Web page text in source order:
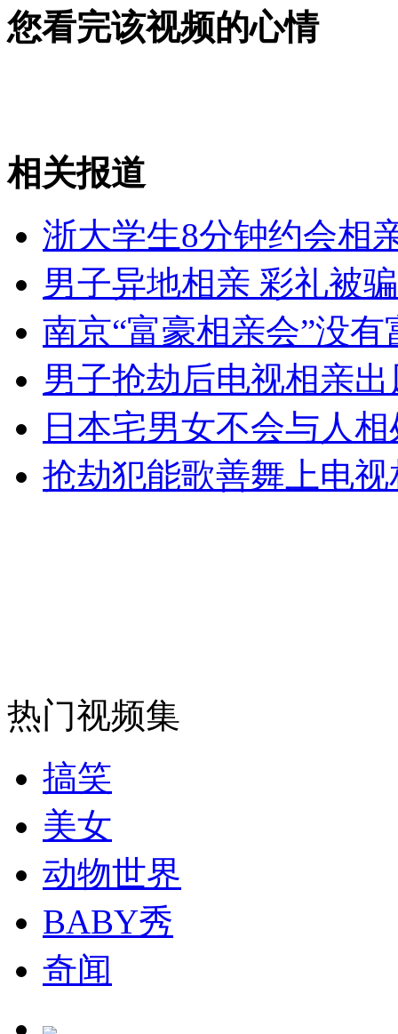
Gaga头戴鸟笼引围观 被讽像吃人医生
外交部：反对强权政治霸凌主义
外交部：有关国家言论片面不公正
安徽一实载49人客车翻车
司机酒驾遇交警 急速倒车逃窜
您看完该视频的心情
相关报道
浙大学生8分钟约会相
男子异地相亲 彩礼被
南京“富豪相亲会”没有
男子抢劫后电视相亲
日本宅男女不会与人相
抢劫犯能歌善舞上电
热门视频集
搞笑
美女
动物世界
BABY秀
奇闻